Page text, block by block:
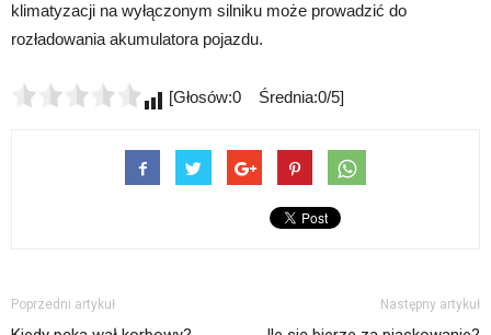
klimatyzacji na wyłączonym silniku może prowadzić do
rozładowania akumulatora pojazdu.
[Głosów:0 Średnia:0/5]
Poprzedni artykuł Następny artykuł